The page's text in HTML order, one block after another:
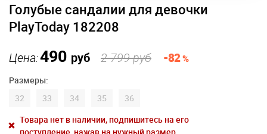
Голубые сандалии для девочки
PlayToday 182208
Цена:490 руб 2 799 руб -82%
Размеры:
32
33 34 35
36
Товара нет в наличии, подпишитесь на его